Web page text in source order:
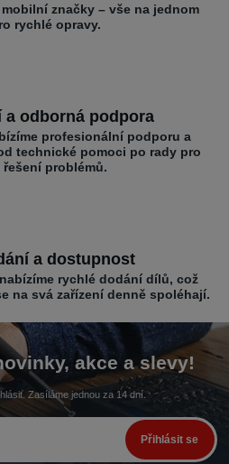
značky – vše na jednom
rychlé opravy.
a odborná podpora
profesionální podporu a
technické pomoci po rady pro
řešení problémů.
a dostupnost
rychlé dodání dílů, což
na svá zařízení denně spoléhají.
akce a slevy!
Zasíláme jednou za 14 dní.
Přihlásit se